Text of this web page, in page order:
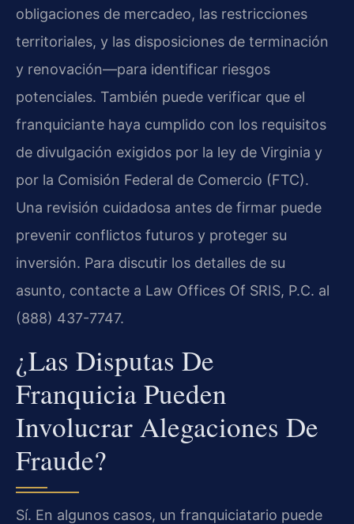
obligaciones de mercadeo, las restricciones
territoriales, y las disposiciones de terminación
y renovación—para identificar riesgos
potenciales. También puede verificar que el
franquiciante haya cumplido con los requisitos
de divulgación exigidos por la ley de Virginia y
por la Comisión Federal de Comercio (FTC).
Una revisión cuidadosa antes de firmar puede
prevenir conflictos futuros y proteger su
inversión. Para discutir los detalles de su
asunto, contacte a Law Offices Of SRIS, P.C. al
(888) 437-7747.
¿Las Disputas De
Franquicia Pueden
Involucrar Alegaciones De
Fraude?
Sí. En algunos casos, un franquiciatario puede